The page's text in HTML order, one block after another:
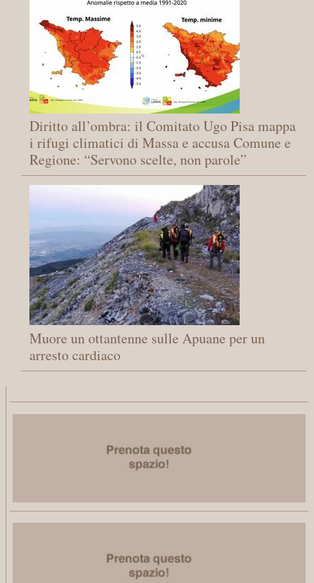
Diritto all’ombra: il Comitato Ugo Pisa mappa
i rifugi climatici di Massa e accusa Comune e
Regione: “Servono scelte, non parole”
Muore un ottantenne sulle Apuane per un
arresto cardiaco